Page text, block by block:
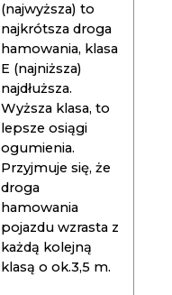
(najwyższa) to
najkrótsza droga
hamowania, klasa
E (najniższa)
najdłuższa.
Wyższa klasa, to
lepsze osiągi
ogumienia.
Przyjmuje się, że
droga
hamowania
pojazdu wzrasta z
każdą kolejną
klasą o ok.3,5 m.